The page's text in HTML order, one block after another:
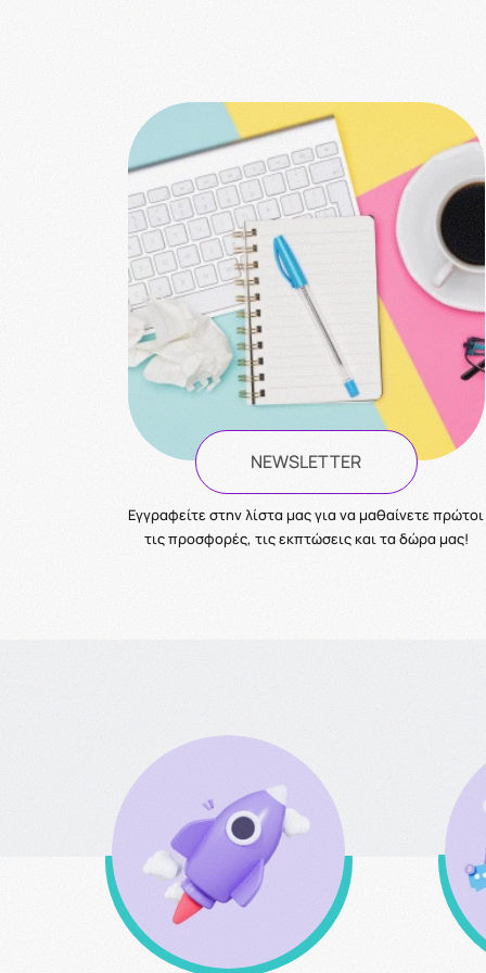
NEWSLETTER
Eγγραφείτε στην λίστα μας για να μαθαίνετε πρώτοι
τις προσφορές, τις εκπτώσεις και τα δώρα μας!